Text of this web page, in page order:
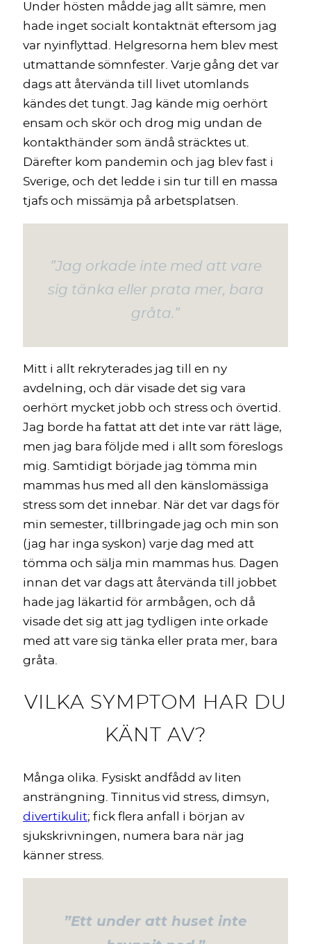
Under hösten mådde jag allt sämre, men
hade inget socialt kontaktnät eftersom jag
var nyinflyttad. Helgresorna hem blev mest
utmattande sömnfester. Varje gång det var
dags att återvända till livet utomlands
kändes det tungt. Jag kände mig oerhört
ensam och skör och drog mig undan de
kontakthänder som ändå sträcktes ut.
Därefter kom pandemin och jag blev fast i
Sverige, och det ledde i sin tur till en massa
tjafs och missämja på arbetsplatsen.
”Jag orkade inte med att vare
sig tänka eller prata mer, bara
gråta.”
Mitt i allt rekryterades jag till en ny
avdelning, och där visade det sig vara
oerhört mycket jobb och stress och övertid.
Jag borde ha fattat att det inte var rätt läge,
men jag bara följde med i allt som föreslogs
mig. Samtidigt började jag tömma min
mammas hus med all den känslomässiga
stress som det innebar. När det var dags för
min semester, tillbringade jag och min son
(jag har inga syskon) varje dag med att
tömma och sälja min mammas hus. Dagen
innan det var dags att återvända till jobbet
hade jag läkartid för armbågen, och då
visade det sig att jag tydligen inte orkade
med att vare sig tänka eller prata mer, bara
gråta.
VILKA SYMPTOM HAR DU
KÄNT AV?
Många olika. Fysiskt andfådd av liten
ansträngning. Tinnitus vid stress, dimsyn,
divertikulit; fick flera anfall i början av
sjukskrivningen, numera bara när jag
känner stress.
”Ett under att huset inte